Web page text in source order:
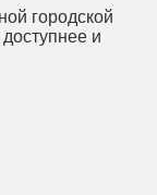
городской
и